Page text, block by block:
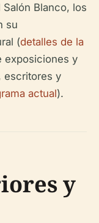
Blanco, los
su
(detalles de la
exposiciones y
escritores y
actual).
y